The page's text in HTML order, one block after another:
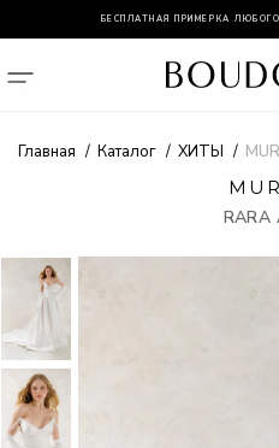
БЕСПЛАТНАЯ ПРИМЕРКА
Главная Каталог ХИТЫ
RARA